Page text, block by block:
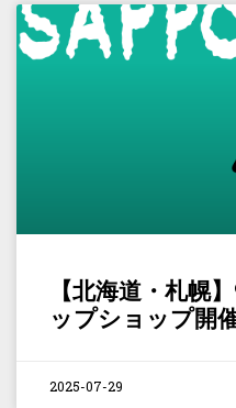
【北海道・札幌
ップショップ開
2025-07-29